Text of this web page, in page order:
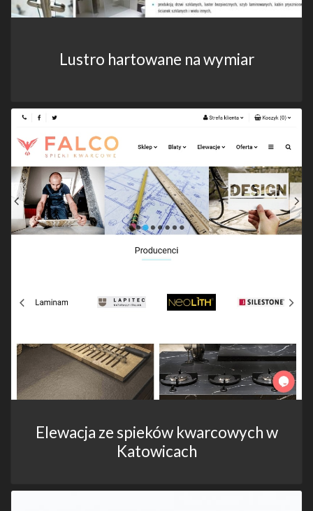
Lustro hartowane na wymiar
Elewacja ze spieków kwarcowych w
Katowicach